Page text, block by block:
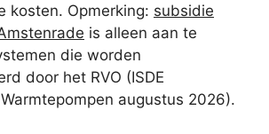
kosten. Opmerking: subsidie
is alleen aan te
die worden
door het RVO (ISDE
augustus 2026).